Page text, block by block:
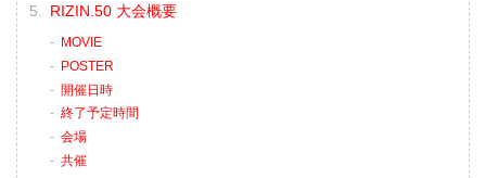
RIZIN.50 大会概要
MOVIE
POSTER
開催日時
終了予定時間
会場
共催